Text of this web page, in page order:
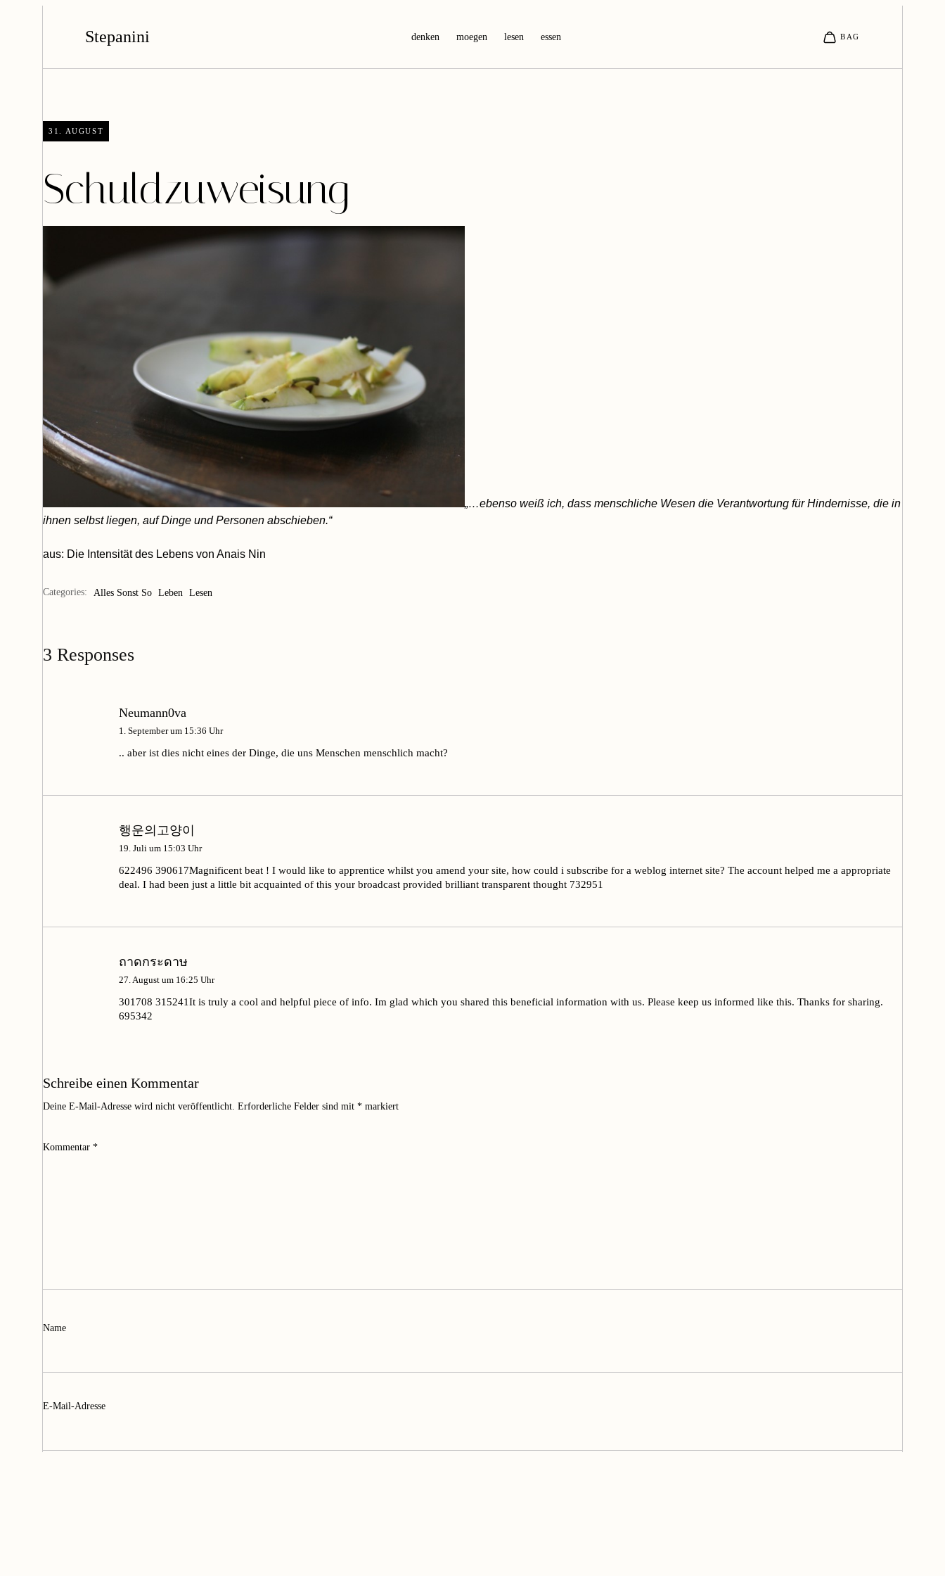
Stepanini denken moegen lesen essen
31. AUGUST
Schuldzuweisung
„…ebenso weiß ich, dass menschliche Wesen die Verantwortung für Hindernisse, die in
ihnen selbst liegen, auf Dinge und Personen abschieben.“
aus: Die Intensität des Lebens von Anais Nin
Categories: Alles Sonst So Leben Lesen
3 Responses
Neumann0va
1. September um 15:36 Uhr
.. aber ist dies nicht eines der Dinge, die uns Menschen menschlich macht?
행운의고양이
19. Juli um 15:03 Uhr
622496 390617Magnificent beat ! I would like to apprentice whilst you amend your site, how could i subscribe for a weblog internet site? The account helped me a appropriate
deal. I had been just a little bit acquainted of this your broadcast provided brilliant transparent thought 732951
ถาดกระดาษ
27. August um 16:25 Uhr
301708 315241It is truly a cool and helpful piece of info. Im glad which you shared this beneficial information with us. Please keep us informed like this. Thanks for sharing.
695342
Schreibe einen Kommentar
Deine E-Mail-Adresse wird nicht veröffentlicht. Erforderliche Felder sind mit * markiert
Kommentar *
Name
E-Mail-Adresse